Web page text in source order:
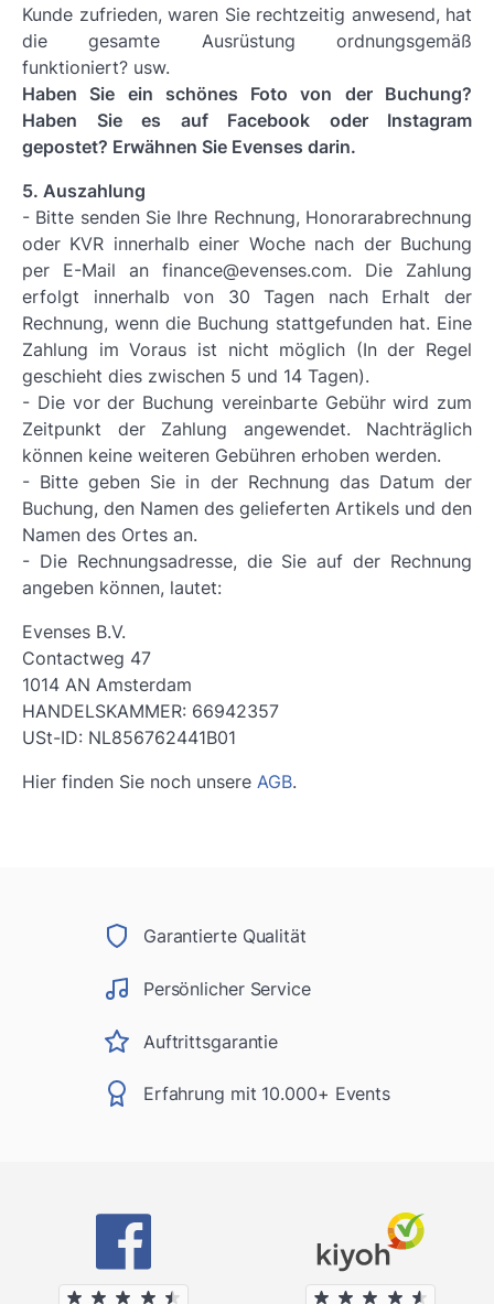
Kunde zufrieden, waren Sie rechtzeitig anwesend, hat
die gesamte Ausrüstung ordnungsgemäß
funktioniert? usw.
Haben Sie ein schönes Foto von der Buchung?
Haben Sie es auf Facebook oder Instagram
gepostet? Erwähnen Sie Evenses darin.
5. Auszahlung
- Bitte senden Sie Ihre Rechnung, Honorarabrechnung
oder KVR innerhalb einer Woche nach der Buchung
per E-Mail an finance@evenses.com. Die Zahlung
erfolgt innerhalb von 30 Tagen nach Erhalt der
Rechnung, wenn die Buchung stattgefunden hat. Eine
Zahlung im Voraus ist nicht möglich (In der Regel
geschieht dies zwischen 5 und 14 Tagen).
- Die vor der Buchung vereinbarte Gebühr wird zum
Zeitpunkt der Zahlung angewendet. Nachträglich
können keine weiteren Gebühren erhoben werden.
- Bitte geben Sie in der Rechnung das Datum der
Buchung, den Namen des gelieferten Artikels und den
Namen des Ortes an.
- Die Rechnungsadresse, die Sie auf der Rechnung
angeben können, lautet:
Evenses B.V.
Contactweg 47
1014 AN Amsterdam
HANDELSKAMMER: 66942357
USt-ID: NL856762441B01
Hier finden Sie noch unsere AGB.
Garantierte Qualität
Persönlicher Service
Auftrittsgarantie
Erfahrung mit 10.000+ Events